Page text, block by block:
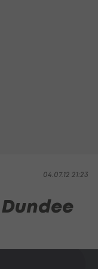
04.07.12 21:23